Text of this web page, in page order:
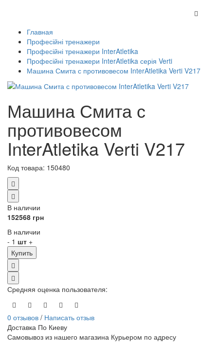
Главная
Професійні тренажери
Професійні тренажери InterAtletika
Професійні тренажери InterAtletika серія Verti
Машина Смита с противовесом InterAtletika Verti V217
Машина Смита с
противовесом
InterAtletika Verti V217
Код товара: 150480
В наличии
152568 грн
В наличии
- 1 шт +
Купить
Средняя оценка пользователя:
0 отзывов / Написать отзыв
Доставка По Киеву
Самовывоз из нашего магазина Курьером по адресу